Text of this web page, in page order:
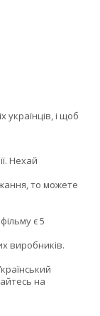
і щоб
Нехай
то можете
є 5
виробників.
на